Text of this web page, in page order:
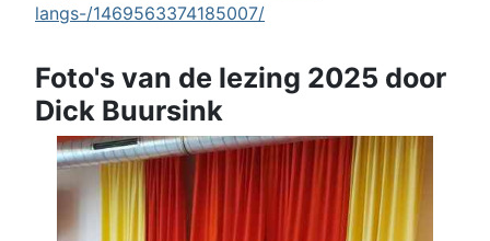
langs-/1469563374185007/
Foto's van de lezing 2025 door
Dick Buursink